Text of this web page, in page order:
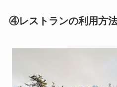
④レストランの利用方